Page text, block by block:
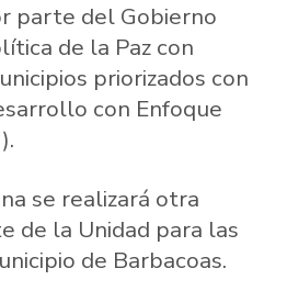
parte del Gobierno
de la Paz con
priorizados con
con Enfoque
se realizará otra
de la Unidad para las
de Barbacoas.